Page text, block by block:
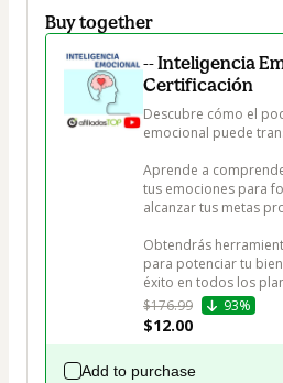
Buy together
-- Inteligencia
Certificación
Descubre cómo el
emocional puede
Aprende a
tus emociones para
alcanzar tus metas
Obtendrás
para potenciar tu
éxito en todos los
$176.99
93%
$12.00
Add to purchase